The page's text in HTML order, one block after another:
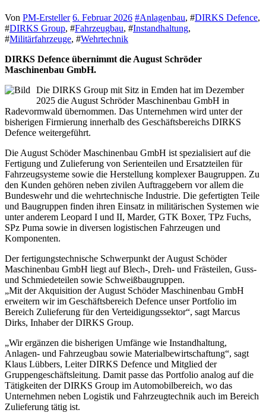
Von PM-Ersteller 6. Februar 2026 #Anlagenbau, #DIRKS Defence,
#DIRKS Group, #Fahrzeugbau, #Instandhaltung,
#Militärfahrzeuge, #Wehrtechnik
DIRKS Defence übernimmt die August Schröder
Maschinenbau GmbH.
Die DIRKS Group mit Sitz in Emden hat im Dezember
2025 die August Schröder Maschinenbau GmbH in
Radevormwald übernommen. Das Unternehmen wird unter der
bisherigen Firmierung innerhalb des Geschäftsbereichs DIRKS
Defence weitergeführt.
Die August Schöder Maschinenbau GmbH ist spezialisiert auf die
Fertigung und Zulieferung von Serienteilen und Ersatzteilen für
Fahrzeugsysteme sowie die Herstellung komplexer Baugruppen. Zu
den Kunden gehören neben zivilen Auftraggebern vor allem die
Bundeswehr und die wehrtechnische Industrie. Die gefertigten Teile
und Baugruppen finden ihren Einsatz in militärischen Systemen wie
unter anderem Leopard I und II, Marder, GTK Boxer, TPz Fuchs,
SPz Puma sowie in diversen logistischen Fahrzeugen und
Komponenten.
Der fertigungstechnische Schwerpunkt der August Schöder
Maschinenbau GmbH liegt auf Blech-, Dreh- und Frästeilen, Guss-
und Schmiedeteilen sowie Schweißbaugruppen.
„Mit der Akquisition der August Schöder Maschinenbau GmbH
erweitern wir im Geschäftsbereich Defence unser Portfolio im
Bereich Zulieferung für den Verteidigungssektor“, sagt Marcus
Dirks, Inhaber der DIRKS Group.
„Wir ergänzen die bisherigen Umfänge wie Instandhaltung,
Anlagen- und Fahrzeugbau sowie Materialbewirtschaftung“, sagt
Klaus Lübbers, Leiter DIRKS Defence und Mitglied der
Gruppengeschäftsleitung. Damit passe das Portfolio analog auf die
Tätigkeiten der DIRKS Group im Automobilbereich, wo das
Unternehmen neben Logistik und Fahrzeugtechnik auch im Bereich
Zulieferung tätig ist.